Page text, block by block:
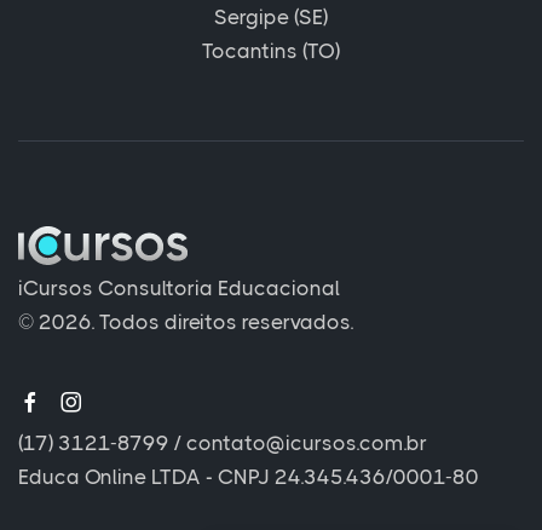
Sergipe (SE)
Tocantins (TO)
iCursos Consultoria Educacional
© 2026. Todos direitos reservados.
(17) 3121-8799 / contato@icursos.com.br
Educa Online LTDA - CNPJ 24.345.436/0001-80